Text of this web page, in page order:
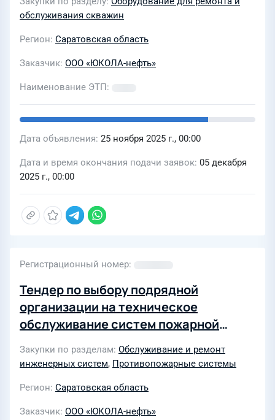
обслуживания скважин
Регион Саратовская область
Заказчик ООО «ЮКОЛА-нефть»
Наименование ЭТП
Дата объявления 25 ноября 2025 г., 00:00
Дата и время окончания подачи заявок 05 декабря
2025 г., 00:00
Регистрационный номер
Тендер по выбору подрядной
организации на техническое
обслуживание систем пожарной
Закупки по разделам Обслуживание и ремонт
инженерных систем, Противопожарные системы
Регион Саратовская область
Заказчик ООО «ЮКОЛА-нефть»